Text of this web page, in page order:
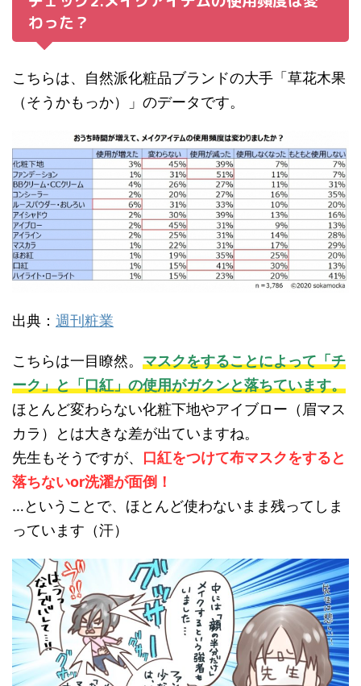
わった？
こちらは、自然派化粧品ブランドの大手「草花木果
（そうかもっか）」のデータです。
出典： 週刊粧業
こちらは一目瞭然。 マスクをすることによって「チ
ーク」と「口紅」の使用がガクンと落ちています。
ほとんど変わらない化粧下地やアイブロー（眉マス
カラ）とは大きな差が出ていますね。
先生もそうですが、 口紅をつけて布マスクをすると
落ちないor洗濯が面倒！
…ということで、ほとんど使わないまま残ってしま
っています（汗）